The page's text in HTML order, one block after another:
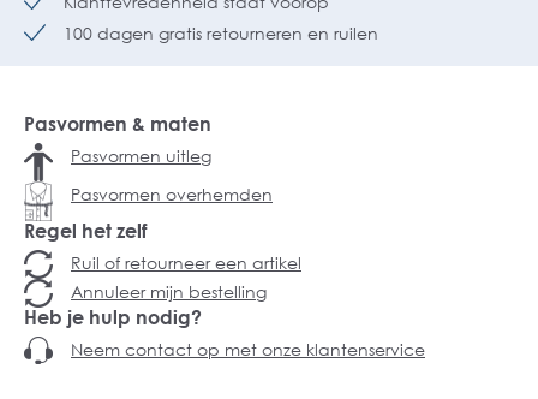
100 dagen gratis retourneren en ruilen
Pasvormen & maten
Pasvormen uitleg
Pasvormen overhemden
Regel het zelf
Ruil of retourneer een artikel
Annuleer mijn bestelling
Heb je hulp nodig?
Neem contact op met onze klantenservice